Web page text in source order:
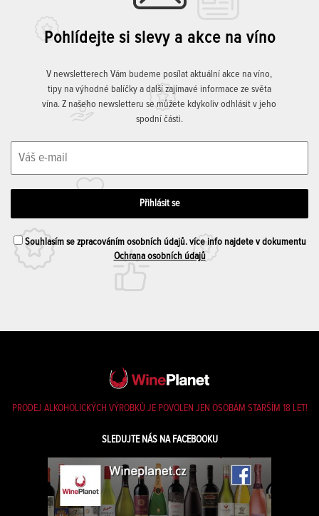
Pohlídejte si slevy a akce na víno
V newsletterech Vám budeme posílat aktuální akce na víno,
tipy na výhodné balíčky a další zajímavé informace ze světa
vína. Z našeho newsletteru se můžete kdykoliv odhlásit v jeho
spodní části.
Souhlasím se zpracováním osobních údajů. více info najdete v dokumentu
Ochrana osobních údajů
PRODEJ ALKOHOLICKÝCH VÝROBKŮ JE POVOLEN JEN OSOBÁM STARŠÍM 18 LET!
SLEDUJTE NÁS NA FACEBOOKU